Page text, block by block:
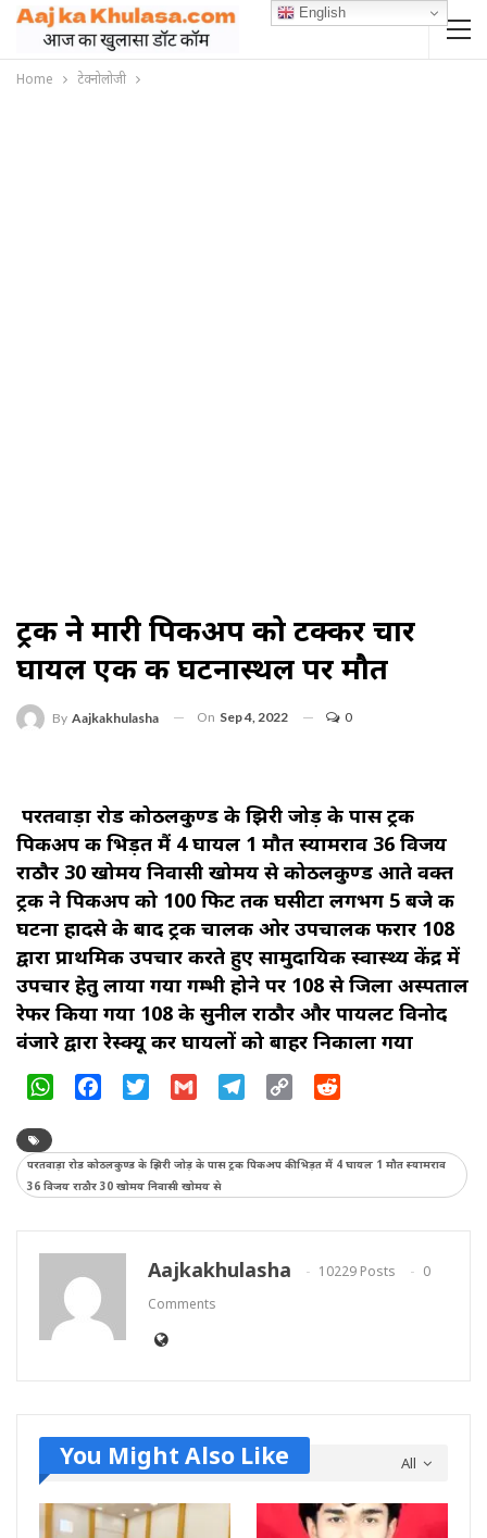
Home टेक्नोलोजी
ट्रक ने मारी पिकअप को टक्कर चार
घायल एक की घटनास्थल पर मौत
By Aajkakhulasha On Sep 4, 2022 0
परतवाड़ा रोड कोठलकुण्ड के झिरी जोड़ के पास ट्रक
पिकअप की भिड़त मैं 4 घायल 1 मौत स्यामराव 36 विजय
राठौर 30 खोमय निवासी खोमय से कोठलकुण्ड आते वक्त
ट्रक ने पिकअप को 100 फिट तक घसीटा लगभग 5 बजे की
घटना हादसे के बाद ट्रक चालक ओर उपचालक फरार 108
द्वारा प्राथमिक उपचार करते हुए सामुदायिक स्वास्थ्य केंद्र में
उपचार हेतु लाया गया गम्भी होने पर 108 से जिला अस्पताल
रेफर किया गया 108 के सुनील राठौर और पायलट विनोद
वंजारे द्वारा रेस्क्यू कर घायलों को बाहर निकाला गया
WhatsAppFacebookTwitter Gmail Telegram
Copy
परतवाड़ा रोड कोठलकुण्ड के झिरी जोड़ के पास ट्रक पिकअप की भिड़त मैं 4 घायल 1 मौत स्यामराव
36 विजय राठौर 30 खोमय निवासी खोमय से
Aajkakhulasha 10229 Posts
0
Comments
All
You Might Also Like
English